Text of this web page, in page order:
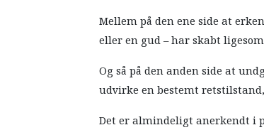
Mellem på den ene side at
eller en gud – har skabt
Og så på den anden side at
udvirke en bestemt
Det er almindeligt anerkendt i